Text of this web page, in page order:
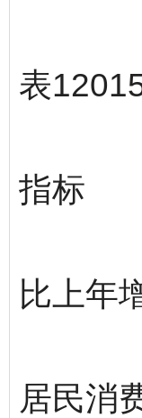
表
指标
比上年
居民消